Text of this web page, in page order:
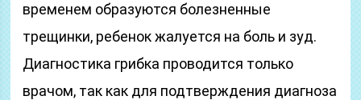
временем образуются болезненные
трещинки, ребенок жалуется на боль и зуд.
Диагностика грибка проводится только
врачом, так как для подтверждения диагноза